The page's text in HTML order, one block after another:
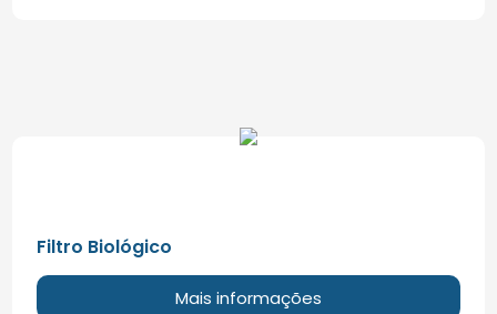
Filtro Biológico
Mais informações